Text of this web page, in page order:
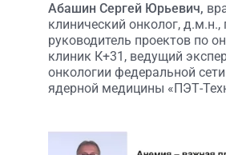
Абашин Сергей Юрьевич,
клинический онколог, д.м.н.,
руководитель проектов по
клиник К+31, ведущий
онкологии федеральной
ядерной медицины «ПЭТ-